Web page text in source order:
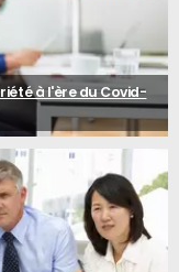
à l'ère du Covid-